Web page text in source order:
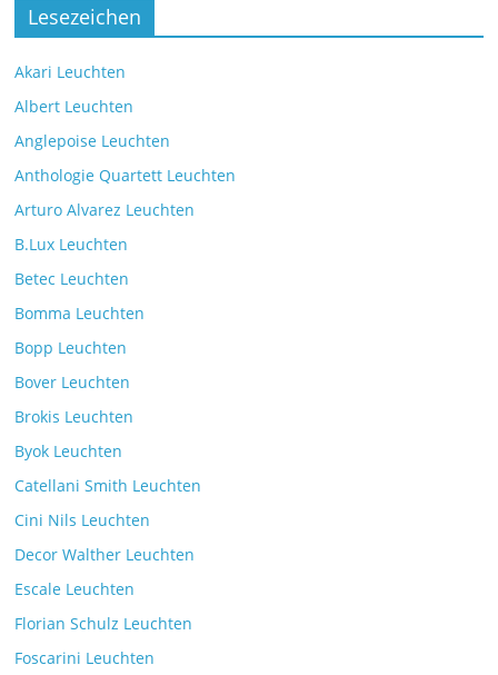
e
Tischleuchte Spectra des Herstellers Brokis
7. Juli 2025
Herstellers Brokis
26. Juli 2025
Lesezeichen
Akari Leuchten
Albert Leuchten
Anglepoise Leuchten
Anthologie Quartett Leuchten
Arturo Alvarez Leuchten
B.Lux Leuchten
Betec Leuchten
Bomma Leuchten
Bopp Leuchten
Bover Leuchten
Brokis Leuchten
Byok Leuchten
Catellani Smith Leuchten
Cini Nils Leuchten
Decor Walther Leuchten
Escale Leuchten
Florian Schulz Leuchten
Foscarini Leuchten